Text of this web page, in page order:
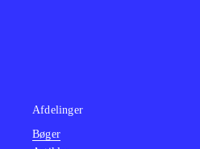
Afdelinger
Bøger